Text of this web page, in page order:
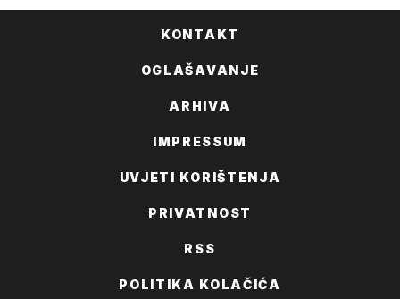
KONTAKT
OGLAŠAVANJE
ARHIVA
IMPRESSUM
UVJETI KORIŠTENJA
PRIVATNOST
RSS
POLITIKA KOLAČIĆA